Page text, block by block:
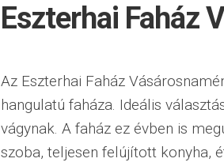
Eszterhai Faház
Az Eszterhai Faház
hangulatú faháza. Ideális
vágynak. A faház ez évben is
szoba, teljesen felújított konyha,